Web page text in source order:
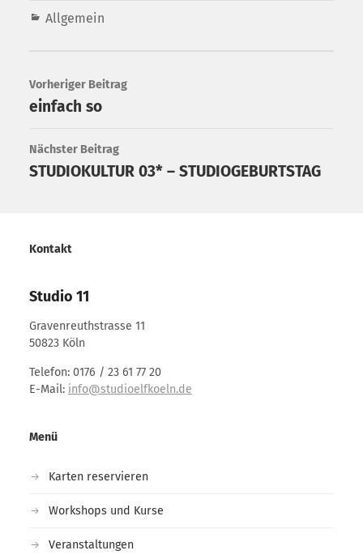
Allgemein
Vorheriger Beitrag
einfach so
Nächster Beitrag
STUDIOKULTUR 03* – STUDIOGEBURTSTAG
Kontakt
Studio 11
Gravenreuthstrasse 11
50823 Köln
Telefon: 0176 / 23 61 77 20
E-Mail: info@studioelfkoeln.de
Menü
Karten reservieren
Workshops und Kurse
Veranstaltungen